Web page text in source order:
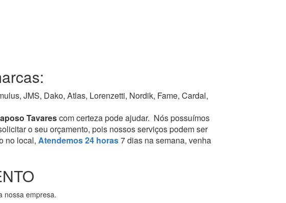
JMS, Dako, Atlas, Lorenzetti, Nordik, Fame, Cardal,
Tavarescom certeza pode ajudar. Nós possuímos
o seu orçamento, pois nossos serviços podem ser
no local, Atendemos 24 horas7 dias na semana, venha
nossa empresa.